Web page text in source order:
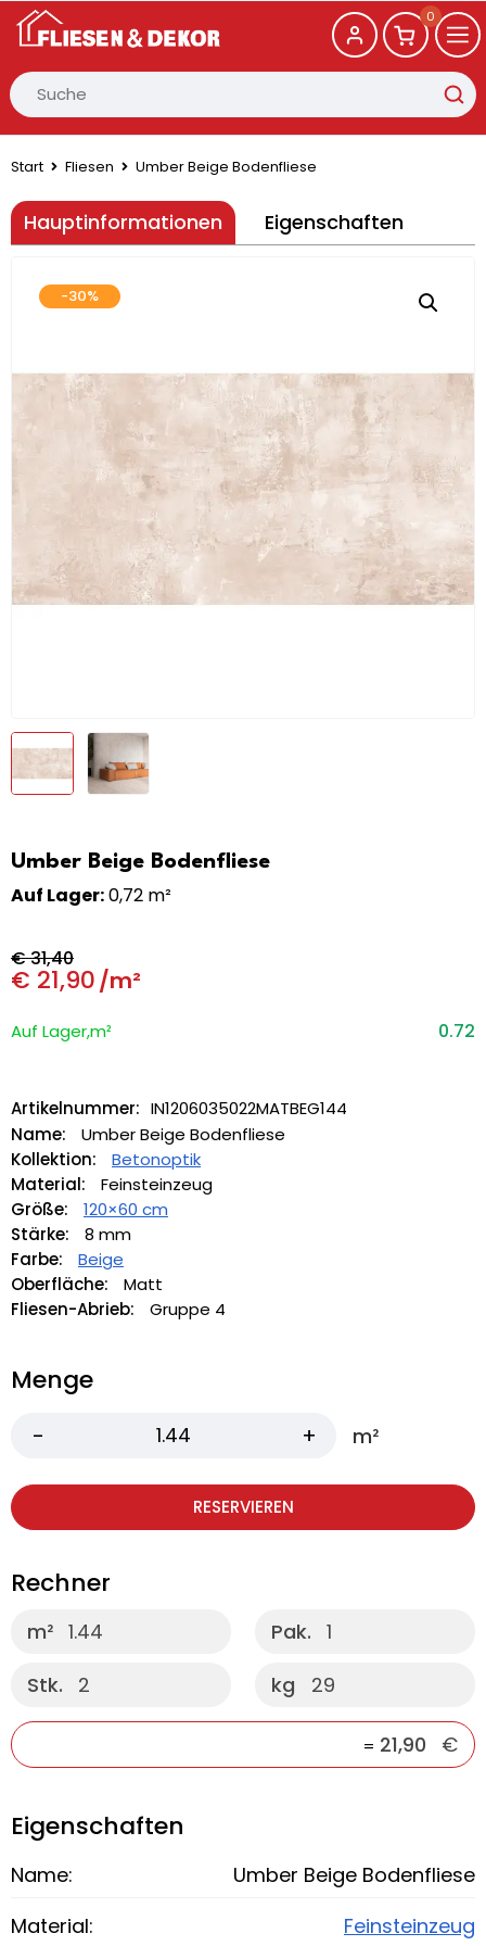
0
Start Fliesen Umber Beige Bodenfliese
Hauptinformationen Eigenschaften
-30%
Umber Beige Bodenfliese
Auf Lager:0,72 m²
€31,40
€ 21,90/m²
Auf Lager,m² 0.72
Artikelnummer: IN1206035022MATBEG144
Name:
Umber Beige Bodenfliese
Kollektion:
Betonoptik
Material:
Feinsteinzeug
Größe:
120×60 cm
Stärke:
8 mm
Farbe:
Beige
Oberfläche:
Matt
Fliesen-Abrieb:
Gruppe 4
Menge
m²
RESERVIEREN
Rechner
m² 1.44
Stk.
2
Pak.
1
kg
29
= 21,90 €
Eigenschaften
Name:
Umber Beige Bodenfliese
Material:
Feinsteinzeug